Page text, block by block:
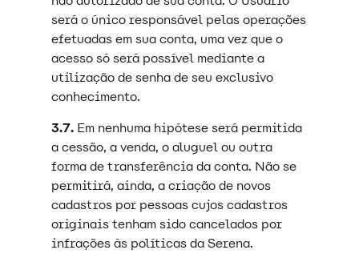
será o único responsável pelas operações
efetuadas em sua conta, uma vez que o
acesso só será possível mediante a
utilização de senha de seu exclusivo
conhecimento.
3.7. Em nenhuma hipótese será permitida
a cessão, a venda, o aluguel ou outra
forma de transferência da conta. Não se
permitirá, ainda, a criação de novos
cadastros por pessoas cujos cadastros
originais tenham sido cancelados por
infrações às políticas da Serena.